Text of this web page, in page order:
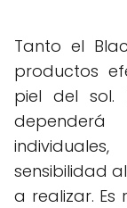
Tanto el
productos
piel del sol.
sensibilidad
a realizar.